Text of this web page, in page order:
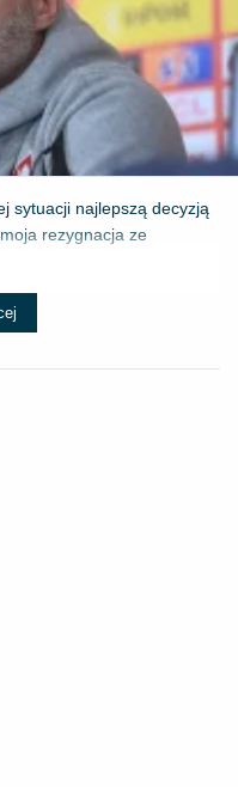
sytuacji najlepszą decyzją
rezygnacja ze